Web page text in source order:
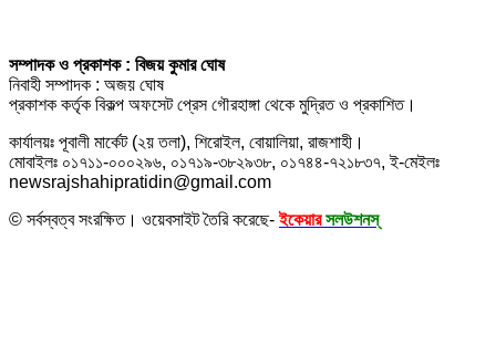
সম্পাদক ও প্রকাশক : বিজয় কুমার ঘোষ
নিবাহী সম্পাদক : অজয় ঘোষ
প্রকাশক কর্তৃক বিকল্প অফসেট প্রেস গৌরহাঙ্গা থেকে মুদ্রিত ও প্রকাশিত।
কার্যালয়ঃ পূবালী মার্কেট (২য় তলা), শিরোইল, বোয়ালিয়া, রাজশাহী।
মোবাইলঃ ০১৭১১-০০০২৯৬, ০১৭১৯-৩৮২৯৩৮, ০১৭৪৪-৭২১৮৩৭, ই-মেইলঃ
newsrajshahipratidin@gmail.com
© সর্বস্বত্ব সংরক্ষিত। ওয়েবসাইট তৈরি করেছে-ইকেয়ার সলউশনস্